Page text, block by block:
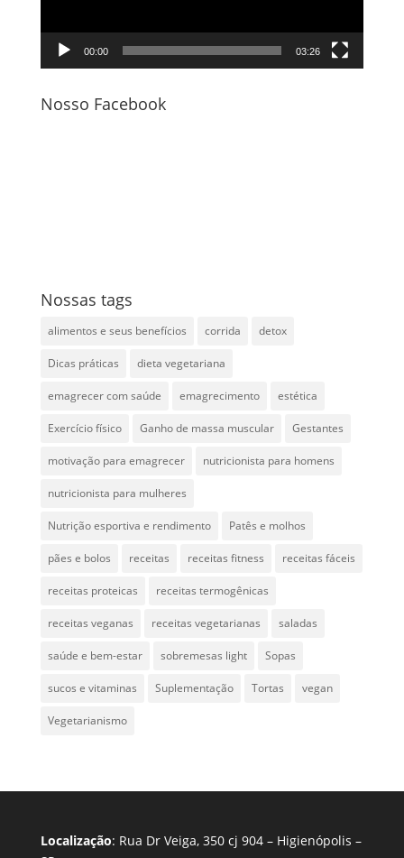
00:00 03:26
Nosso Facebook
Nossas tags
alimentos e seus benefícios corrida detox
Dicas práticas dieta vegetariana
emagrecer com saúde emagrecimento estética
Exercício físico Ganho de massa muscular Gestantes
motivação para emagrecer nutricionista para homens
nutricionista para mulheres
Nutrição esportiva e rendimento Patês e molhos
pães e bolos receitas receitas fitness receitas fáceis
receitas proteicas receitas termogênicas
receitas veganas receitas vegetarianas saladas
saúde e bem-estar sobremesas light Sopas
sucos e vitaminas Suplementação Tortas vegan
Vegetarianismo
Localização: Rua Dr Veiga, 350 cj 904 – Higienópolis –